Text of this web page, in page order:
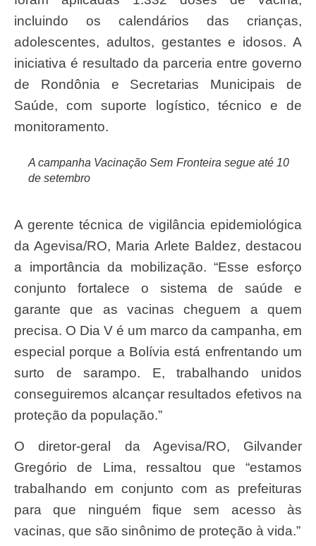
incluindo os calendários das crianças,
adolescentes, adultos, gestantes e idosos. A
iniciativa é resultado da parceria entre governo
de Rondônia e Secretarias Municipais de
Saúde, com suporte logístico, técnico e de
monitoramento.
A campanha Vacinação Sem Fronteira segue até 10
de setembro
A gerente técnica de vigilância epidemiológica
da Agevisa/RO, Maria Arlete Baldez, destacou
a importância da mobilização. “Esse esforço
conjunto fortalece o sistema de saúde e
garante que as vacinas cheguem a quem
precisa. O Dia V é um marco da campanha, em
especial porque a Bolívia está enfrentando um
surto de sarampo. E, trabalhando unidos
conseguiremos alcançar resultados efetivos na
proteção da população.”
O diretor-geral da Agevisa/RO, Gilvander
Gregório de Lima, ressaltou que “estamos
trabalhando em conjunto com as prefeituras
para que ninguém fique sem acesso às
vacinas, que são sinônimo de proteção à vida.”